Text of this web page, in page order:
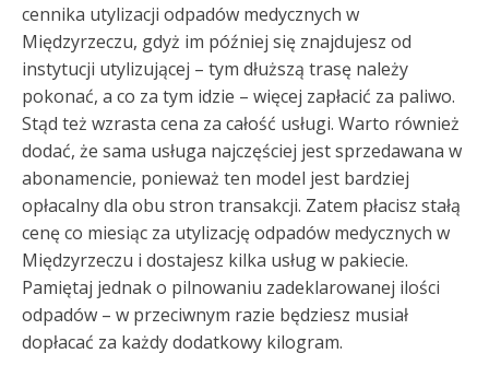
cennika utylizacji odpadów medycznych w
Międzyrzeczu, gdyż im później się znajdujesz od
instytucji utylizującej – tym dłuższą trasę należy
pokonać, a co za tym idzie – więcej zapłacić za paliwo.
Stąd też wzrasta cena za całość usługi. Warto również
dodać, że sama usługa najczęściej jest sprzedawana w
abonamencie, ponieważ ten model jest bardziej
opłacalny dla obu stron transakcji. Zatem płacisz stałą
cenę co miesiąc za utylizację odpadów medycznych w
Międzyrzeczu i dostajesz kilka usług w pakiecie.
Pamiętaj jednak o pilnowaniu zadeklarowanej ilości
odpadów – w przeciwnym razie będziesz musiał
dopłacać za każdy dodatkowy kilogram.